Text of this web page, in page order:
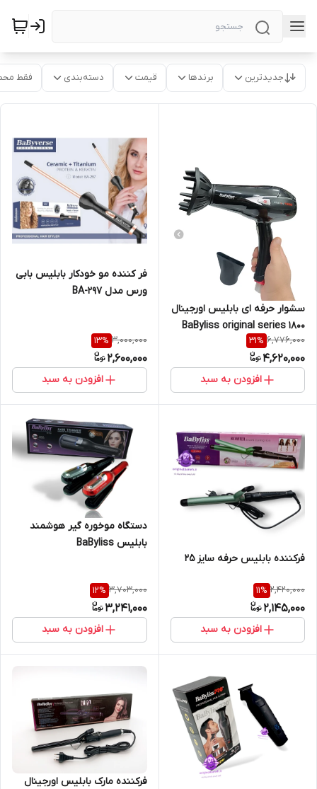
جدیدترین برندها قیمت دسته‌بندی فقط
سشوار حرفه ای بابلیس اورجینال
BaByliss original series 1800
6,776,000
31%
4,620,000
افزودن به سبد
فر کننده مو خودکار بابلیس بابی
ورس مدل BA-297
3,000,000
13%
2,600,000
افزودن به سبد
فرکننده بابلیس حرفه سایز ۲۵
2,420,000
11%
2,145,000
افزودن به سبد
دستگاه موخوره گیر هوشمند
بابلیس BaByliss
3,703,000
12%
3,241,000
افزودن به سبد
فرکننده مارک بابلیس اورجینال